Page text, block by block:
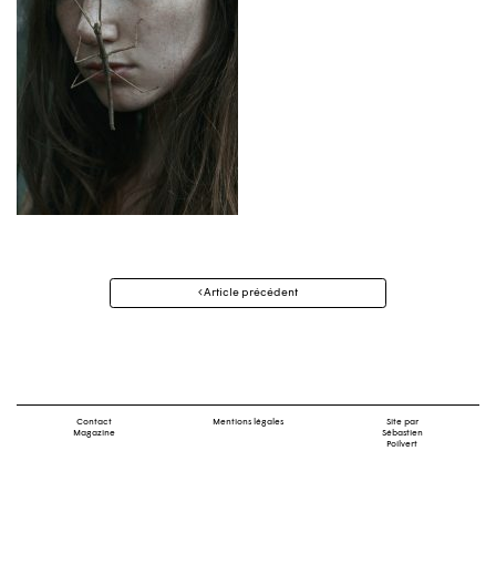
Navigation
Article précédent
Contact
Magazine
Mentions légales
Site par
Sébastien
Poilvert